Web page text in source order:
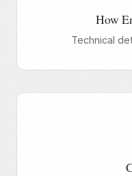
How
Technical